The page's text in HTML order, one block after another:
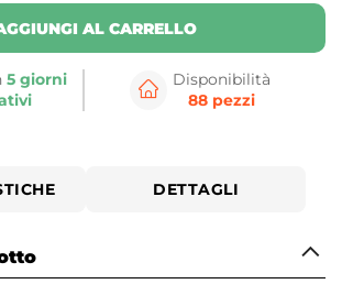
AL CARRELLO
5 giorni
Disponibilità
88 pezzi
DETTAGLI